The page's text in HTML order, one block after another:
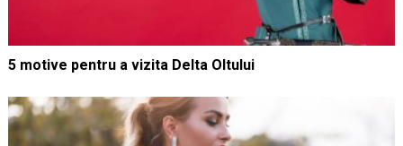
5 motive pentru a vizita Delta Oltului